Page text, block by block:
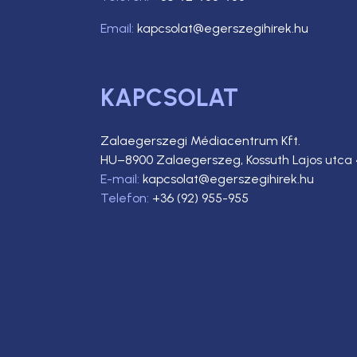
Email: kapcsolat@egerszegihirek.hu
KAPCSOLAT
Zalaegerszegi Médiacentrum Kft.
HU–8900 Zalaegerszeg, Kossuth Lajos utca
E-mail: kapcsolat@egerszegihirek.hu
Telefon: +36 (92) 955-955